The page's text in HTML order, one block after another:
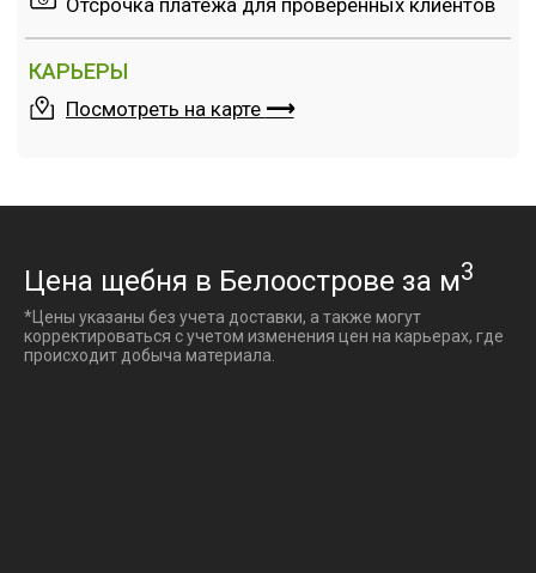
Цена щебня в Белоострове за м3
*Цены указаны без учета доставки, а также могут
корректироваться с учетом изменения цен на карьерах, где
происходит добыча материала.